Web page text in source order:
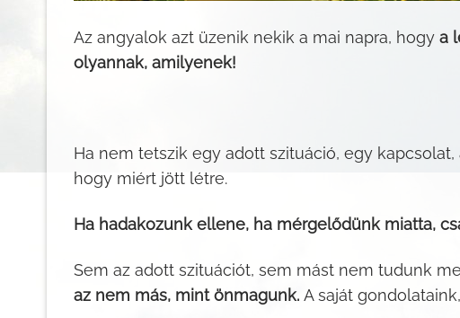
Az angyalok azt üzenik nekik a mai napra, hogy a
olyannak, amilyenek!
Ha nem tetszik egy adott szituáció, egy
hogy miért jött létre.
Ha hadakozunk ellene, ha mérgelődünk miatta,
Sem az adott szituációt, sem mást nem tudunk
az nem más, mint önmagunk. A saját